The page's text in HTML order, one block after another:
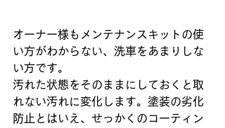
オーナー様もメンテナンスキットの使
い方がわからない、洗車をあまりしな
い方です。
汚れた状態をそのままにしておくと取
れない汚れに変化します。塗装の劣化
防止とはいえ、せっかくのコーティン